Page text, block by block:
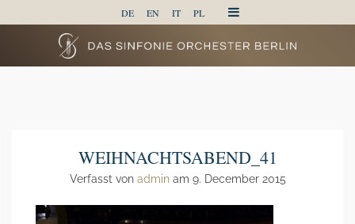
DE EN IT PL
WEIHNACHTSABEND_41
Verfasst von adminam 9. December 2015